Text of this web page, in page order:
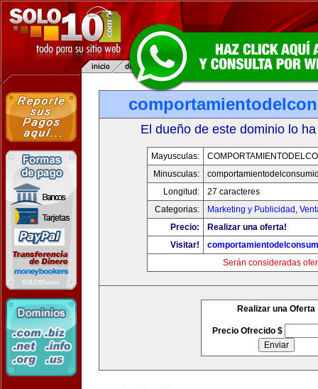
El dueño de este dominio lo
Mayusculas:
Minusculas:
Longitud:
27 caracteres
Categorias:
Marketing y Publicidad ,
Precio:
Realizar una oferta!
Visitar!
Serán consideradas
Realizar una Oferta
Precio Ofrecido $